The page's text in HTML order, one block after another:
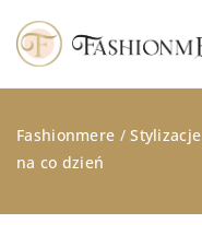
Fashionmere /Stylizacje
na co dzień